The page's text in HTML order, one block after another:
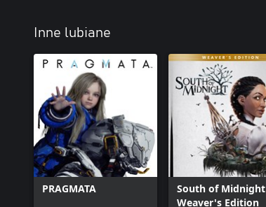
Inne lubiane
PRAGMATA
South of Midnight
Weaver's Edition